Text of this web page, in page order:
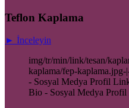
Teflon Kaplama
► İnceleyin
img/tr/min/link/tesan/
kaplama/fep-
- Sosyal Medya Profil
Bio - Sosyal Medya